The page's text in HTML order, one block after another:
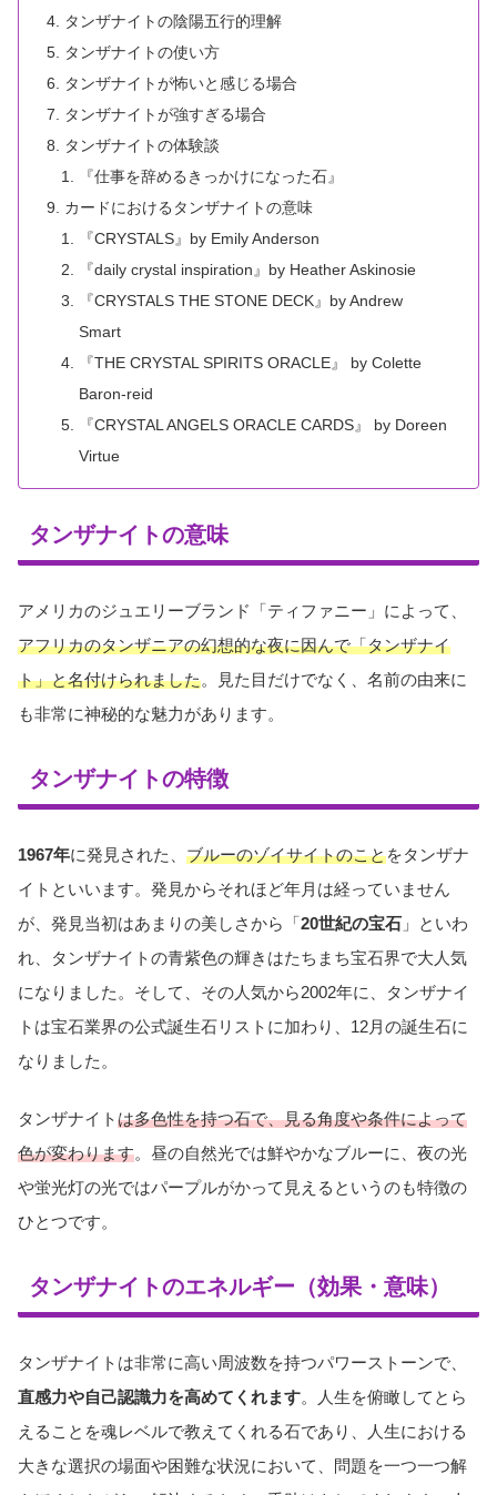
タンザナイトの陰陽五行的理解
タンザナイトの使い方
タンザナイトが怖いと感じる場合
タンザナイトが強すぎる場合
タンザナイトの体験談
『仕事を辞めるきっかけになった石』
カードにおけるタンザナイトの意味
『CRYSTALS』by Emily Anderson
『daily crystal inspiration』by Heather Askinosie
『CRYSTALS THE STONE DECK』by Andrew
Smart
『THE CRYSTAL SPIRITS ORACLE』 by Colette
Baron-reid
『CRYSTAL ANGELS ORACLE CARDS』 by Doreen
Virtue
タンザナイトの意味
アメリカのジュエリーブランド「ティファニー」によって、
アフリカのタンザニアの幻想的な夜に因んで「タンザナイ
ト」と名付けられました。見た目だけでなく、名前の由来に
も非常に神秘的な魅力があります。
タンザナイトの特徴
1967年に発見された、 ブルーのゾイサイトのことをタンザナ
イトといいます。発見からそれほど年月は経っていません
が、発見当初はあまりの美しさから「20世紀の宝石 」といわ
れ、タンザナイトの青紫色の輝きはたちまち宝石界で大人気
になりました。そして、その人気から2002年に、タンザナイ
トは宝石業界の公式誕生石リストに加わり、12月の誕生石に
なりました。
タンザナイトは多色性を持つ石で、見る角度や条件によって
色が変わります。昼の自然光では鮮やかなブルーに、夜の光
や蛍光灯の光ではパープルがかって見えるというのも特徴の
ひとつです。
タンザナイトのエネルギー（効果・意味）
タンザナイトは非常に高い周波数を持つパワーストーンで、
直感力や自己認識力を高めてくれます。人生を俯瞰してとら
えることを魂レベルで教えてくれる石であり、人生における
大きな選択の場面や困難な状況において、問題を一つ一つ解